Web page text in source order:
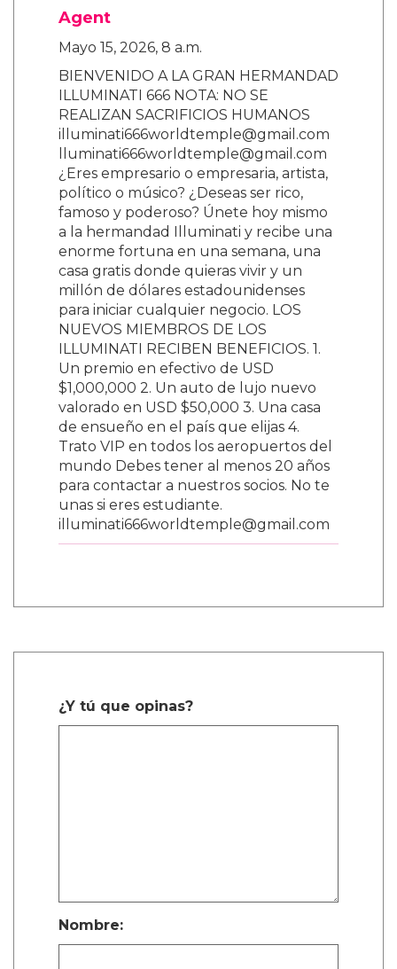
Agent
Mayo 15, 2026, 8 a.m.
BIENVENIDO A LA GRAN HERMANDAD
ILLUMINATI 666 NOTA: NO SE
REALIZAN SACRIFICIOS HUMANOS
illuminati666worldtemple@gmail.com
lluminati666worldtemple@gmail.com
¿Eres empresario o empresaria, artista,
político o músico? ¿Deseas ser rico,
famoso y poderoso? Únete hoy mismo
a la hermandad Illuminati y recibe una
enorme fortuna en una semana, una
casa gratis donde quieras vivir y un
millón de dólares estadounidenses
para iniciar cualquier negocio. LOS
NUEVOS MIEMBROS DE LOS
ILLUMINATI RECIBEN BENEFICIOS. 1.
Un premio en efectivo de USD
$1,000,000 2. Un auto de lujo nuevo
valorado en USD $50,000 3. Una casa
de ensueño en el país que elijas 4.
Trato VIP en todos los aeropuertos del
mundo Debes tener al menos 20 años
para contactar a nuestros socios. No te
unas si eres estudiante.
illuminati666worldtemple@gmail.com
¿Y tú que opinas?
Nombre: